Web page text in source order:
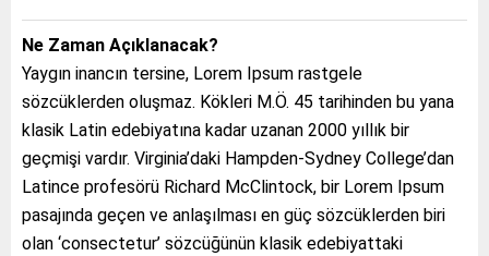
Ne Zaman Açıklanacak?
Yaygın inancın tersine, Lorem Ipsum rastgele
sözcüklerden oluşmaz. Kökleri M.Ö. 45 tarihinden bu yana
klasik Latin edebiyatına kadar uzanan 2000 yıllık bir
geçmişi vardır. Virginia’daki Hampden-Sydney College’dan
Latince profesörü Richard McClintock, bir Lorem Ipsum
pasajında geçen ve anlaşılması en güç sözcüklerden biri
olan ‘consectetur’ sözcüğünün klasik edebiyattaki